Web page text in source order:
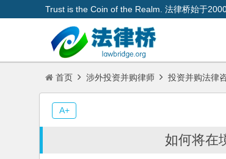
Trust is the Coin of the Realm. 法律桥始于
首页 涉外投资并购律师 投资并购法律
如何将在
A+